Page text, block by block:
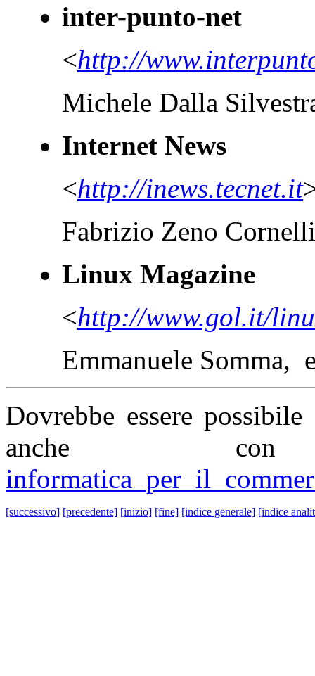
inter-punto-net
<http://
Michele Dalla
Internet News
<http://inews.tecnet.it
Fabrizio Zeno
Linux Magazine
<http://www.gol.it/
Emmanuele Somma,
Dovrebbe essere
anche
[successivo] [precedente] [inizio] [fine] [indice generale] [indice